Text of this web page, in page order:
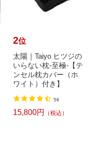
2位
太陽｜Taiyo ヒツジの
いらない枕-至極-【テ
ンセル枕カバー（ホ
ワイト）付き】
56
15,800円 （税込）